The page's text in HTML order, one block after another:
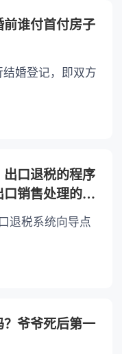
谁付首付房子
婚登记，即双方
口退税的程序
销售处理的货
退税系统向导点
爷爷死后第一